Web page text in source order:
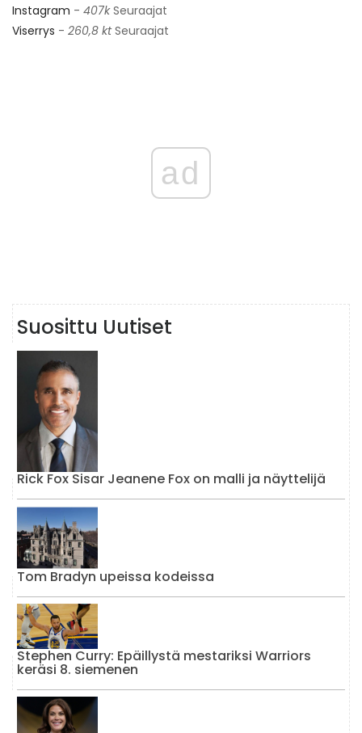
Instagram - 407kSeuraajat
Viserrys - 260,8 ktSeuraajat
ad
Suosittu Uutiset
Rick Fox Sisar Jeanene Fox on malli ja näyttelijä
Tom Bradyn upeissa kodeissa
Stephen Curry: Epäillystä mestariksi Warriors
keräsi 8. siemenen